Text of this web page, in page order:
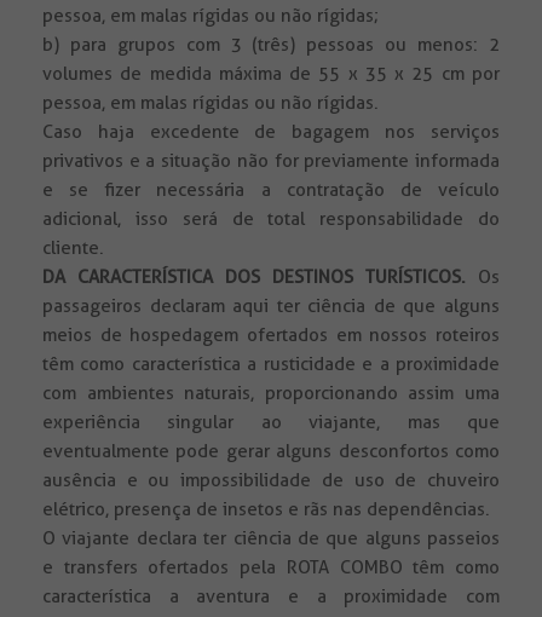
pessoa, em malas rígidas ou não rígidas;
b) para grupos com 3 (três) pessoas ou menos: 2
volumes de medida máxima de 55 x 35 x 25 cm por
pessoa, em malas rígidas ou não rígidas.
Caso haja excedente de bagagem nos serviços
privativos e a situação não for previamente informada
e se fizer necessária a contratação de veículo
adicional, isso será de total responsabilidade do
cliente.
DA CARACTERÍSTICA DOS DESTINOS TURÍSTICOS. Os
passageiros declaram aqui ter ciência de que alguns
meios de hospedagem ofertados em nossos roteiros
têm como característica a rusticidade e a proximidade
com ambientes naturais, proporcionando assim uma
experiência singular ao viajante, mas que
eventualmente pode gerar alguns desconfortos como
ausência e ou impossibilidade de uso de chuveiro
elétrico, presença de insetos e rãs nas dependências.
O viajante declara ter ciência de que alguns passeios
e transfers ofertados pela ROTA COMBO têm como
característica a aventura e a proximidade com